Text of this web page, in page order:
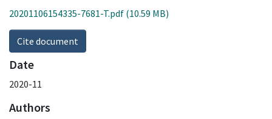
20201106154335-7681-T.pdf (10.59 MB)
Cite document
Date
2020-11
Authors